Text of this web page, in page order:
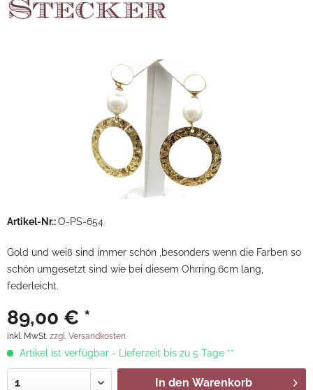
Stecker
Artikel-Nr.:O-PS-654
Gold und weiß sind immer schön ,besonders wenn die Farben so
schön umgesetzt sind wie bei diesem Ohrring.6cm lang,
federleicht.
89,00 € *
inkl. MwSt. zzgl. Versandkosten
Artikel ist verfügbar - Lieferzeit bis zu 5 Tage **
In den Warenkorb